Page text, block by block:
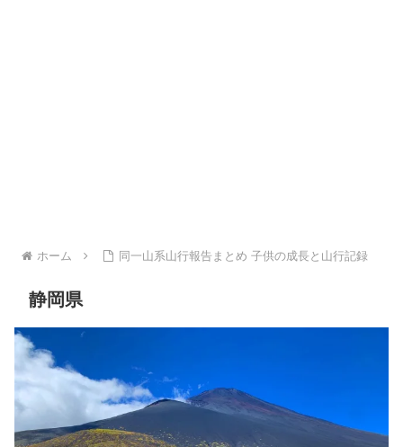
ホーム 同一山系山行報告まとめ 子供の成長と山行記録
静岡県